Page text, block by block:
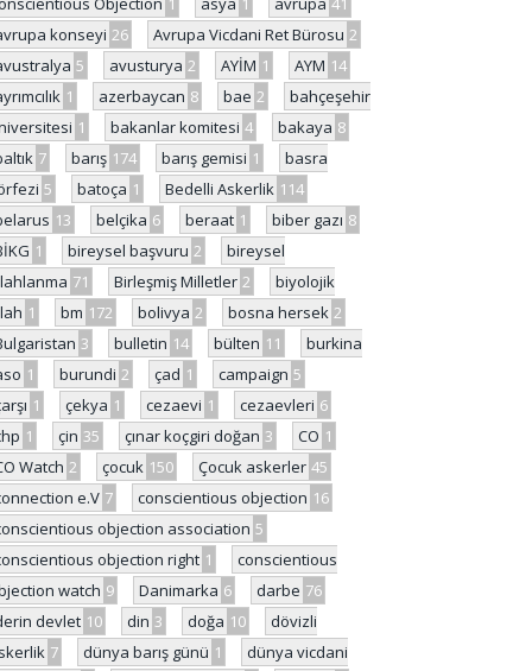
konseyi 26 Avrupa Vicdani Ret Bürosu 2
5 avusturya 2 AYİM 1 AYM 14
1 azerbaycan 8 bae 2
bahçeşehir
1 bakanlar komitesi 4 bakaya 8
7 barış 174 barış gemisi 1
basra
5 batoça 1 Bedelli Askerlik 114
13 belçika 6 beraat 1 biber gazı 8
1 bireysel başvuru 2
bireysel
71 Birleşmiş Milletler 2
biyolojik
1 bm 172 bolivya 2 bosna hersek 2
3 bulletin 14 bülten 11
burkina
1 burundi 2 çad 1 campaign 5
1 çekya 1 cezaevi 1 cezaevleri 6
1 çin 35 çınar koçgiri doğan 3 CO 1
Watch 2 çocuk 150 Çocuk askerler 45
e.V 7 conscientious objection 16
objection association 5
objection right 1
conscientious
watch 9 Danimarka 6 darbe 76
devlet 10 din 3 doğa 10
dövizli
7 dünya barış günü 1
dünya vicdani